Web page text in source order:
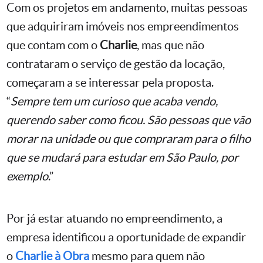
Com os projetos em andamento, muitas pessoas
que adquiriram imóveis nos empreendimentos
que contam com o Charlie, mas que não
contrataram o serviço de gestão da locação,
começaram a se interessar pela proposta.
“Sempre tem um curioso que acaba vendo,
querendo saber como ficou. São pessoas que vão
morar na unidade ou que compraram para o filho
que se mudará para estudar em São Paulo, por
exemplo.”
Por já estar atuando no empreendimento, a
empresa identificou a oportunidade de expandir
o Charlie à Obra mesmo para quem não